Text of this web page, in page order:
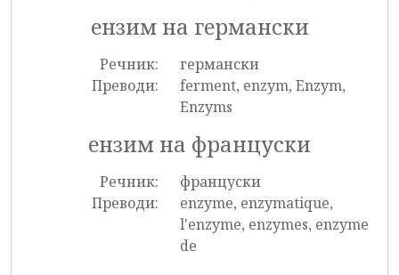
ензим на германски
Речник:
германски
Преводи:
ferment, enzym, Enzym,
Enzyms
ензим на француски
Речник:
француски
Преводи:
enzyme, enzymatique,
l'enzyme, enzymes, enzyme
de